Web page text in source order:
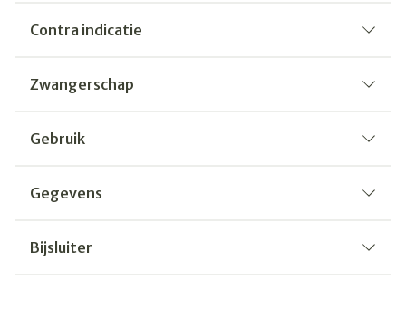
Contra indicatie
Zwangerschap
Gebruik
Gegevens
Bijsluiter